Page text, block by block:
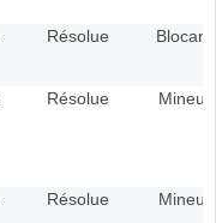
Résolue Blocant
Résolue Mineur
Résolue Mineur